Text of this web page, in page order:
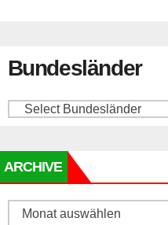
Bundesländer
ARCHIVE
Archive